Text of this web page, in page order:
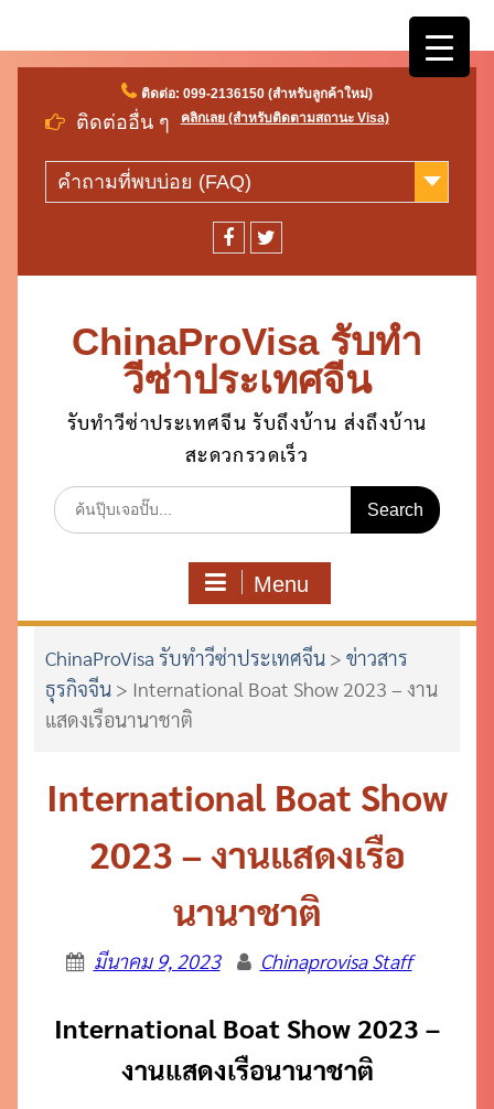
ติดต่อ: 099-2136150 (สำหรับลูกค้าใหม่)
ติดต่ออื่น ๆ คลิกเลย (สำหรับติดตามสถานะ Visa)
คำถามที่พบบ่อย (FAQ)
ChinaProVisa รับทำ
วีซ่าประเทศจีน
รับทำวีซ่าประเทศจีน รับถึงบ้าน ส่งถึงบ้าน
สะดวกรวดเร็ว
Search
for:
Menu
ChinaProVisa รับทำวีซ่าประเทศจีน> ข่าวสาร
ธุรกิจจีน> International Boat Show 2023 – งาน
แสดงเรือนานาชาติ
International Boat Show
2023 – งานแสดงเรือ
นานาชาติ
มีนาคม 9, 2023 Chinaprovisa Staff
International Boat Show 2023 –
งานแสดงเรือนานาชาติ